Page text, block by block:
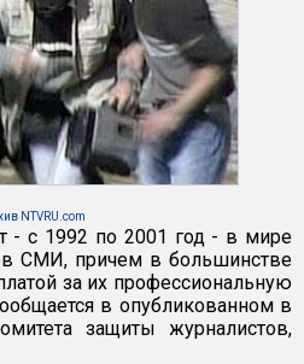
NTVRU.com
- с 1992 по 2001 год - в мире
СМИ, причем в большинстве
за их профессиональную
в опубликованном в
защиты журналистов,